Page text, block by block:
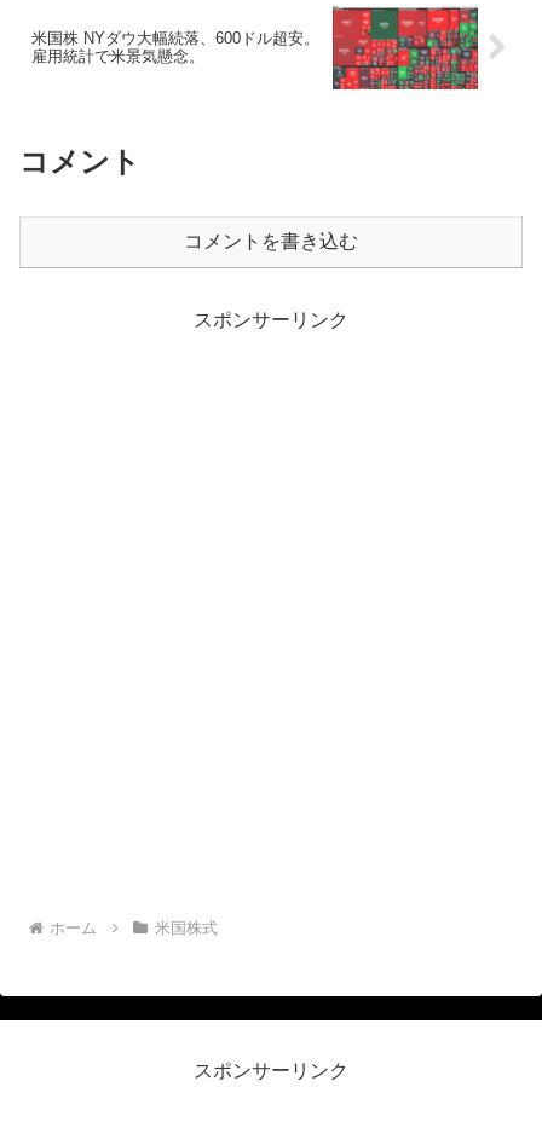
米国株 NYダウ大幅続落、600ドル超安。
雇用統計で米景気懸念。
コメント
コメントを書き込む
スポンサーリンク
ホーム 米国株式
スポンサーリンク